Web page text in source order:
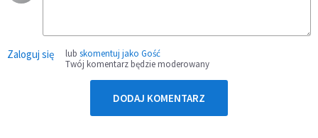
Zaloguj się lub skomentuj jako Gość
Twój komentarz będzie moderowany
DODAJ KOMENTARZ